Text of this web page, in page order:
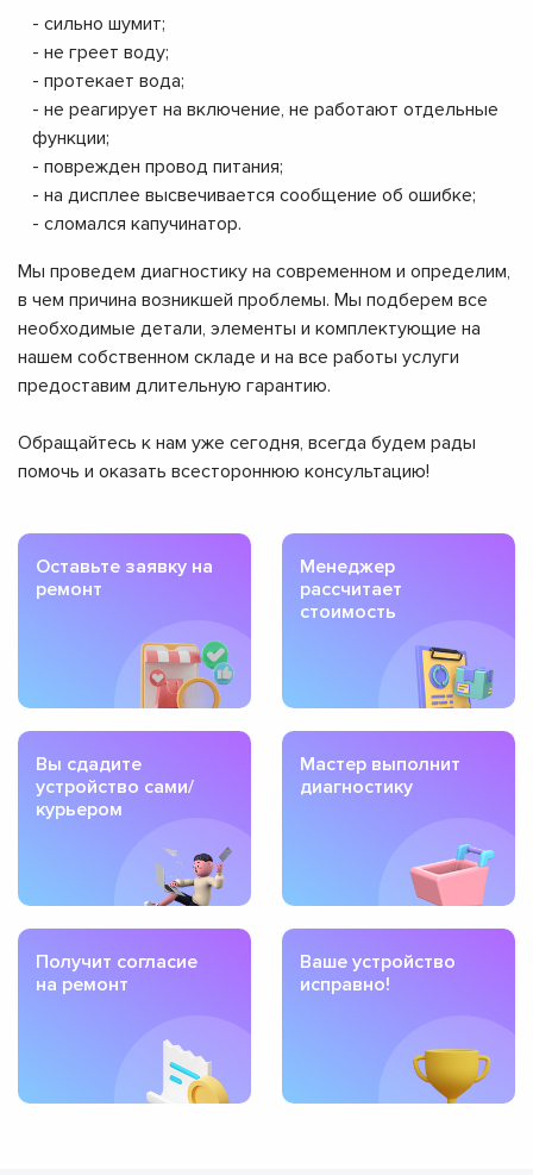
- сильно шумит;
- не греет воду;
- протекает вода;
- не реагирует на включение, не работают отдельные
функции;
- поврежден провод питания;
- на дисплее высвечивается сообщение об ошибке;
- сломался капучинатор.
Мы проведем диагностику на современном и определим,
в чем причина возникшей проблемы. Мы подберем все
необходимые детали, элементы и комплектующие на
нашем собственном складе и на все работы услуги
предоставим длительную гарантию.
Обращайтесь к нам уже сегодня, всегда будем рады
помочь и оказать всестороннюю консультацию!
Оставьте заявку на
ремонт
Менеджер
рассчитает
стоимость
Вы сдадите
устройство сами/
курьером
Мастер выполнит
диагностику
Получит согласие
на ремонт
Ваше устройство
исправно!